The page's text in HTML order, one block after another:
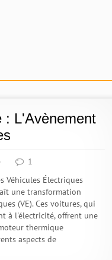
: L'Avènement
1
Véhicules Électriques
une transformation
(VE). Ces voitures, qui
à l'électricité, offrent une
thermique
aspects de